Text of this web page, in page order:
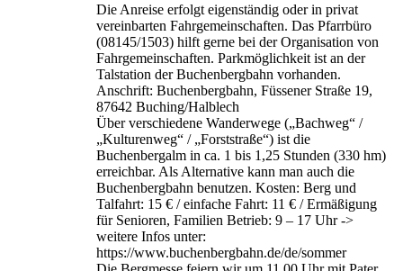
Die Anreise erfolgt eigenständig oder in privat
vereinbarten Fahrgemeinschaften. Das Pfarrbüro
(08145/1503) hilft gerne bei der Organisation von
Fahrgemeinschaften. Parkmöglichkeit ist an der
Talstation der Buchenbergbahn vorhanden.
Anschrift: Buchenbergbahn, Füssener Straße 19,
87642 Buching/Halblech
Über verschiedene Wanderwege („Bachweg“ /
„Kulturenweg“ / „Forststraße“) ist die
Buchenbergalm in ca. 1 bis 1,25 Stunden (330 hm)
erreichbar. Als Alternative kann man auch die
Buchenbergbahn benutzen. Kosten: Berg und
Talfahrt: 15 € / einfache Fahrt: 11 € / Ermäßigung
für Senioren, Familien Betrieb: 9 – 17 Uhr ->
weitere Infos unter:
https://www.buchenbergbahn.de/de/sommer